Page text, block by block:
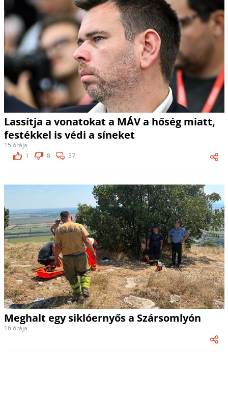
Lassítja a vonatokat a MÁV a hőség miatt,
festékkel is védi a síneket
15 órája
1
8 37
Meghalt egy siklóernyős a Szársomlyón
16 órája